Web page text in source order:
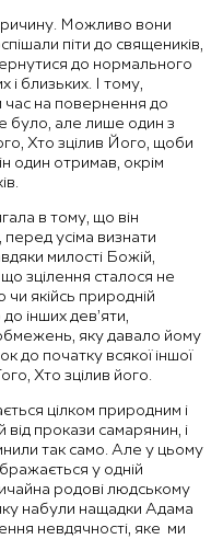
Можливо вони
піти до священиків,
до нормального
і близьких. І тому,
час на повернення до
було, але лише один з
Хто зцілив Його, щоби
один отримав, окрім
в тому, що він
усіма визнати
милості Божій,
зцілення сталося не
якійсь природній
інших дев’яти,
яку давало йому
до початку всякої іншої
Хто зцілив його.
цілком природним і
прокази самарянин, і
так само. Але у цьому
у одній
родові людському
набули нащадки Адама
невдячності, яке ми